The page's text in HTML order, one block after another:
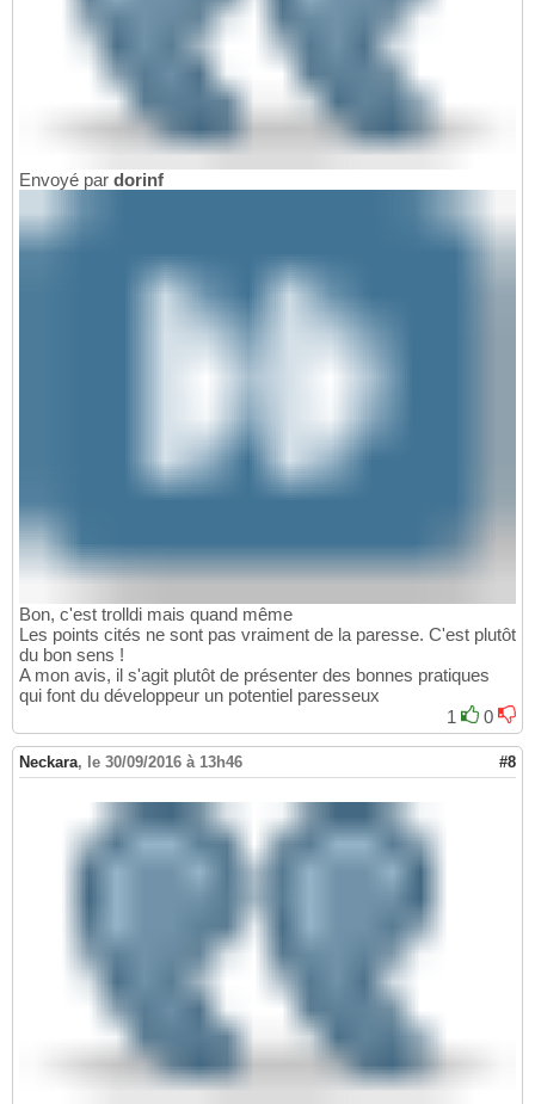
Envoyé par dorinf
Bon, c'est trolldi mais quand même
Les points cités ne sont pas vraiment de la paresse. C'est plutôt
du bon sens !
A mon avis, il s'agit plutôt de présenter des bonnes pratiques
qui font du développeur un potentiel paresseux
1
0
Neckara, le 30/09/2016 à 13h46 #8